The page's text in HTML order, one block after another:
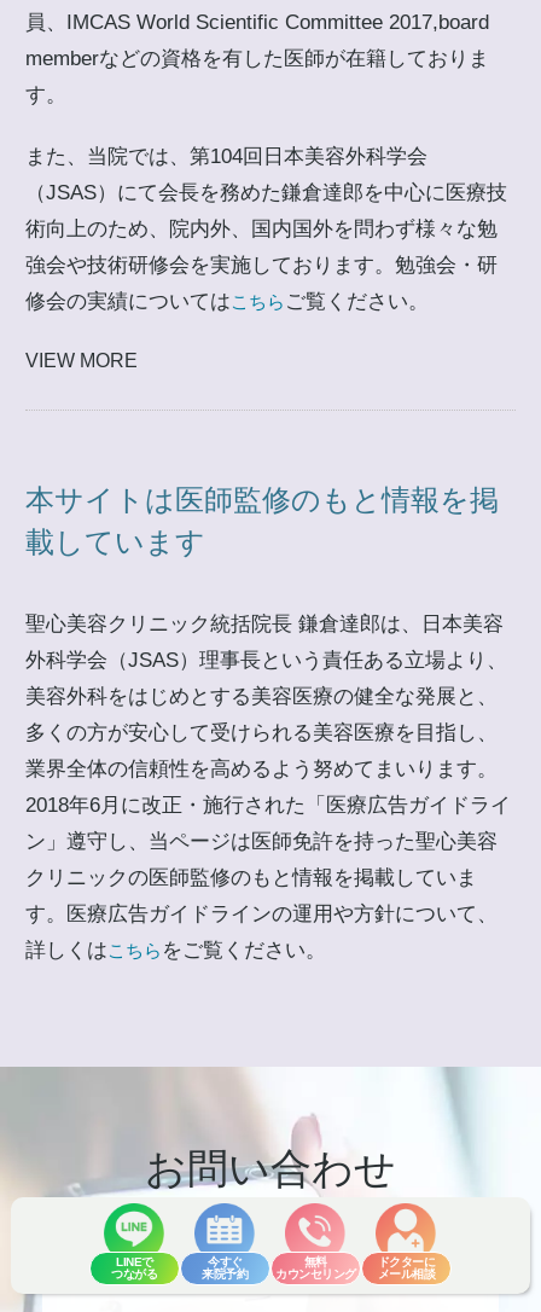
LINEで
つながる
今すぐ
来院予約
無料
カウンセリング
ドクターに
メール相談
員、IMCAS World Scientific Committee 2017,board
memberなどの資格を有した医師が在籍しておりま
す。
また、当院では、第104回日本美容外科学会
（JSAS）にて会長を務めた鎌倉達郎を中心に医療技
術向上のため、院内外、国内国外を問わず様々な勉
強会や技術研修会を実施しております。勉強会・研
修会の実績についてはこちら ご覧ください。
VIEW MORE
本サイトは医師監修のもと情報を掲
載しています
聖心美容クリニック統括院長 鎌倉達郎は、日本美容
外科学会（JSAS）理事長という責任ある立場より、
美容外科をはじめとする美容医療の健全な発展と、
多くの方が安心して受けられる美容医療を目指し、
業界全体の信頼性を高めるよう努めてまいります。
2018年6月に改正・施行された「医療広告ガイドライ
ン」遵守し、当ページは医師免許を持った聖心美容
クリニックの医師監修のもと情報を掲載していま
す。医療広告ガイドラインの運用や方針について、
詳しくはこちら をご覧ください。
お問い合わせ
Contact